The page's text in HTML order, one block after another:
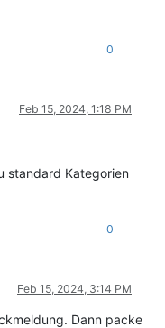
0
Feb 15, 2024, 1:18 PM
standard Kategorien
0
Feb 15, 2024, 3:14 PM
Dann packe